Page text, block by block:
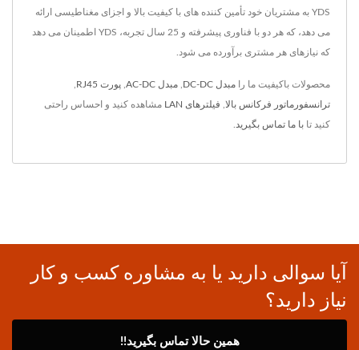
YDS به مشتریان خود تأمین کننده های با کیفیت بالا و اجزای مغناطیسی ارائه
می دهد، که هر دو با فناوری پیشرفته و 25 سال تجربه، YDS اطمینان می دهد
که نیازهای هر مشتری برآورده می شود.
محصولات باکیفیت ما را مبدل DC-DC مبدل AC-DC پورت RJ45
ترانسفورماتور فرکانس بالا فیلترهای LAN مشاهده کنید و احساس راحتی
کنید تا با ما تماس بگیرید
آیا سوالی دارید یا به مشاوره کسب و کار
نیاز دارید؟
همین حالا تماس بگیرید!!